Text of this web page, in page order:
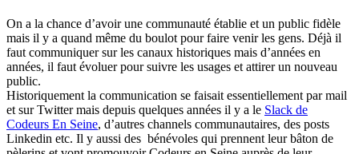
On a la chance d’avoir une communauté établie et un public fidèle
mais il y a quand même du boulot pour faire venir les gens. Déjà il
faut communiquer sur les canaux historiques mais d’années en
années, il faut évoluer pour suivre les usages et attirer un nouveau
public.
Historiquement la communication se faisait essentiellement par mail
et sur Twitter mais depuis quelques années il y a le Slack de
Codeurs En Seine, d’autres channels communautaires, des posts
Linkedin etc. Il y aussi des bénévoles qui prennent leur bâton de